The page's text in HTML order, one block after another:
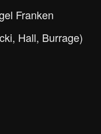
Franken
Hall, Burrage)